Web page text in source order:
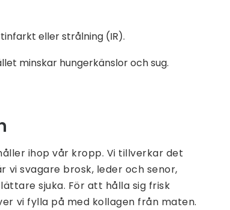
eller strålning (IR).
minskar hungerkänslor och sug.
ihop vår kropp. Vi tillverkar det
vi svagare brosk, leder och senor,
sjuka. För att hålla sig frisk
vi fylla på med kollagen från maten.